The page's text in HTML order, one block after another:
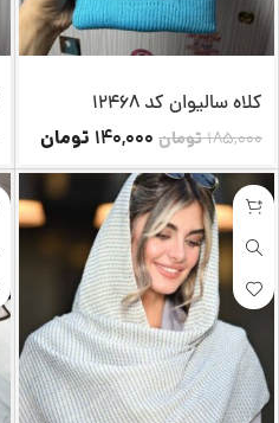
کلاه سالیوان کد 12468
185,000تومان 140,000 تومان